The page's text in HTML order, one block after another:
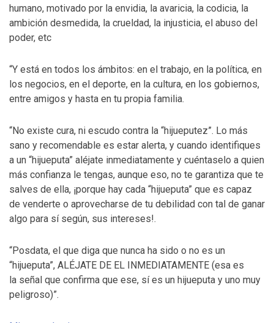
humano, motivado por la envidia, la avaricia, la codicia, la
ambición desmedida, la crueldad, la injusticia, el abuso del
poder, etc
“Y está en todos los ámbitos: en el trabajo, en la política, en
los negocios, en el deporte, en la cultura, en los gobiernos,
entre amigos y hasta en tu propia familia.
“No existe cura, ni escudo contra la “hijueputez”. Lo más
sano y recomendable es estar alerta, y cuando identifiques
a un “hijueputa” aléjate inmediatamente y cuéntaselo a quien
más confianza le tengas, aunque eso, no te garantiza que te
salves de ella, ¡porque hay cada “hijueputa” que es capaz
de venderte o aprovecharse de tu debilidad con tal de ganar
algo para sí según, sus intereses!.
“Posdata, el que diga que nunca ha sido o no es un
“hijueputa”, ALÉJATE DE EL INMEDIATAMENTE (esa es
la señal que confirma que ese, sí es un hijueputa y uno muy
peligroso)”.